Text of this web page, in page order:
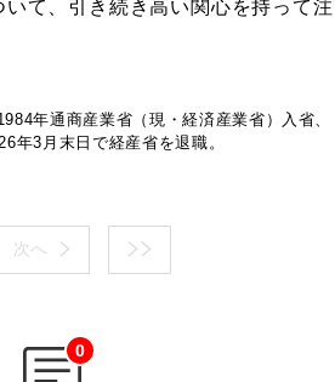
て、引き続き高い関心を持って注
年通商産業省（現・経済産業省）入省、
年3月末日で経産省を退職。
次へ
0